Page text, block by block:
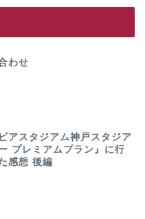
わせ
アスタジアム神戸スタジア
プレミアムプラン』に行
感想 後編